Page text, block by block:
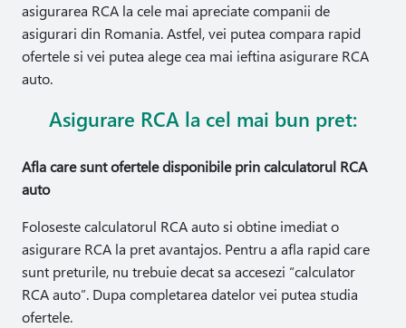
asigurarea RCA la cele mai apreciate companii de
asigurari din Romania. Astfel, vei putea compara rapid
ofertele si vei putea alege cea mai ieftina asigurare RCA
auto.
Asigurare RCA la cel mai bun pret:
Afla care sunt ofertele disponibile prin calculatorul RCA
auto
Foloseste calculatorul RCA auto si obtine imediat o
asigurare RCA la pret avantajos. Pentru a afla rapid care
sunt preturile, nu trebuie decat sa accesezi “calculator
RCA auto”. Dupa completarea datelor vei putea studia
ofertele.